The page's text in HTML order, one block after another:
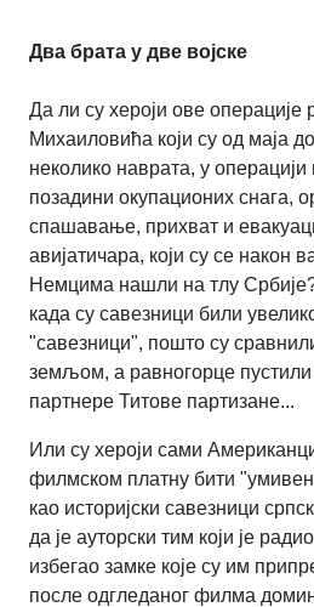
Два брата у две војске
Да ли су хероји ове операције
Михаиловића који су од маја
неколико наврата, у операцији
позадини окупационих снага,
спашавање, прихват и
авијатичара, који су се након
Немцима нашли на тлу
када су савезници били
"савезници", пошто су
земљом, а равногорце пустили
партнере Титове партизане...
Или су хероји сами
филмском платну бити
као историјски савезници
да је ауторски тим који је
избегао замке које су им
после одгледаног филма